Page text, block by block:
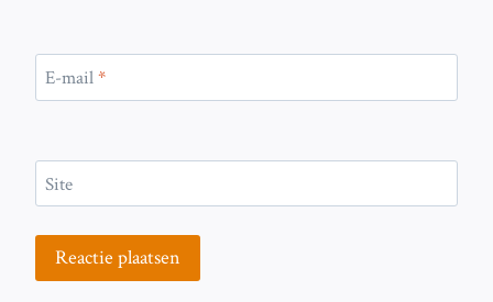
E-mail*
Site